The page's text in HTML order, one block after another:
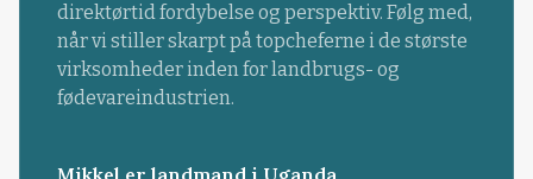
direktørtid fordybelse og perspektiv. Følg med,
når vi stiller skarpt på topcheferne i de største
virksomheder inden for landbrugs- og
fødevareindustrien.
Mikkel er landmand i Uganda